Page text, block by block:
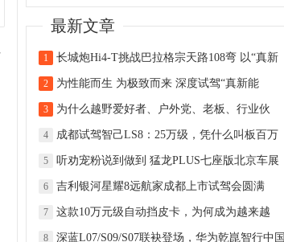
最新文章
1 长城炮Hi4-T挑战巴拉格宗天路108弯 以“真新
2 为性能而生 为极致而来 深度试驾“真新能
3 为什么越野爱好者、户外党、老板、行业伙
4 成都试驾智己LS8：25万级，凭什么叫板百万
5 听劝宠粉说到做到 猛龙PLUS七座版北京车展
6 吉利银河星耀8远航家成都上市试驾会圆满
7 这款10万元级自动挡皮卡，为何成为越来越
8 深蓝L07/S09/S07联袂登场，华为乾崑智行中国